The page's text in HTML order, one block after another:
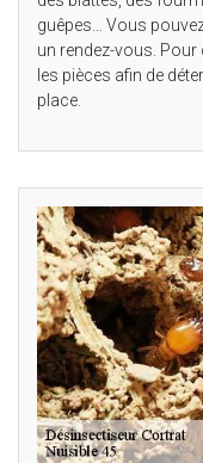
guêpes… Vous
un rendez-vous. Pour
les pièces afin de
place.